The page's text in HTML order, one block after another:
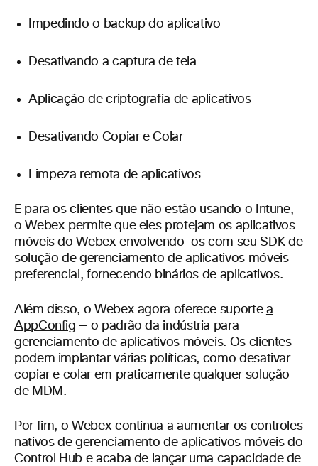
Impedindo o backup do aplicativo
Desativando a captura de tela
Aplicação de criptografia de aplicativos
Desativando Copiar e Colar
Limpeza remota de aplicativos
E para os clientes que não estão usando o Intune,
o Webex permite que eles protejam os aplicativos
móveis do Webex envolvendo-os com seu SDK de
solução de gerenciamento de aplicativos móveis
preferencial, fornecendo binários de aplicativos.
Além disso, o Webex agora oferece suporte a
AppConfig — o padrão da indústria para
gerenciamento de aplicativos móveis. Os clientes
podem implantar várias políticas, como desativar
copiar e colar em praticamente qualquer solução
de MDM.
Por fim, o Webex continua a aumentar os controles
nativos de gerenciamento de aplicativos móveis do
Control Hub e acaba de lançar uma capacidade de